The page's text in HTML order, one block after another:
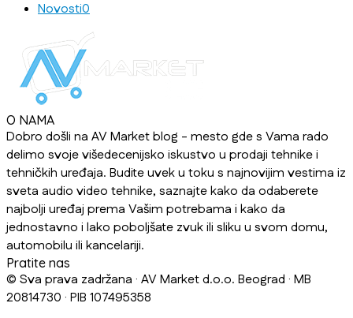
Novosti0
O NAMA
Dobro došli na AV Market blog - mesto gde s Vama rado
delimo svoje višedecenijsko iskustvo u prodaji tehnike i
tehničkih uređaja. Budite uvek u toku s najnovijim vestima iz
sveta audio video tehnike, saznajte kako da odaberete
najbolji uređaj prema Vašim potrebama i kako da
jednostavno i lako poboljšate zvuk ili sliku u svom domu,
automobilu ili kancelariji.
Pratite nas
© Sva prava zadržana · AV Market d.o.o. Beograd · MB
20814730 · PIB 107495358